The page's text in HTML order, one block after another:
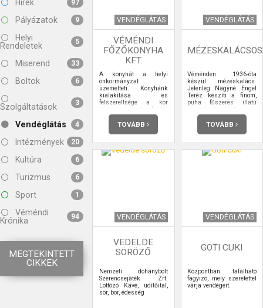
Hírek
97
Pályázatok 9
Helyi
Rendeletek
5
Miserend 33
Boltok 6
Szolgáltatások 3
Vendéglátás 4
Intézmények 20
Kultúra 6
Turizmus 6
Sport 1
Véméndi
Krónika
94
MEGTEKINTETT
CIKKEK
VENDÉGLÁTÁS
VÉMÉNDI
FŐZŐKONYHA
KFT.
A konyhát a helyi
önkormányzat
üzemelteti. Konyhánk
kialakítása és
felszereltsége a kor
elvárásainak megfelelő.
Az aktuális törvényi
előírásoknak
TOVÁBB
VENDÉGLÁTÁS
MÉZESKALÁCSOS
Véménden 1936-óta
készül mézeskalács.
Jelenleg Nagyné Engel
Teréz készíti a finom,
puha fűszeres illatú
TOVÁBB
VENDÉGLÁTÁS
VEDELDE
SÖRÖZŐ
Nemzeti dohánybolt
Szerencsejáték Zrt.
Lottózó Kávé, üdítőital,
sör, bor, édesség
VENDÉGLÁTÁS
GOTI CUKI
Központban található
fagyizó, mely szeretettel
várja vendégeit.